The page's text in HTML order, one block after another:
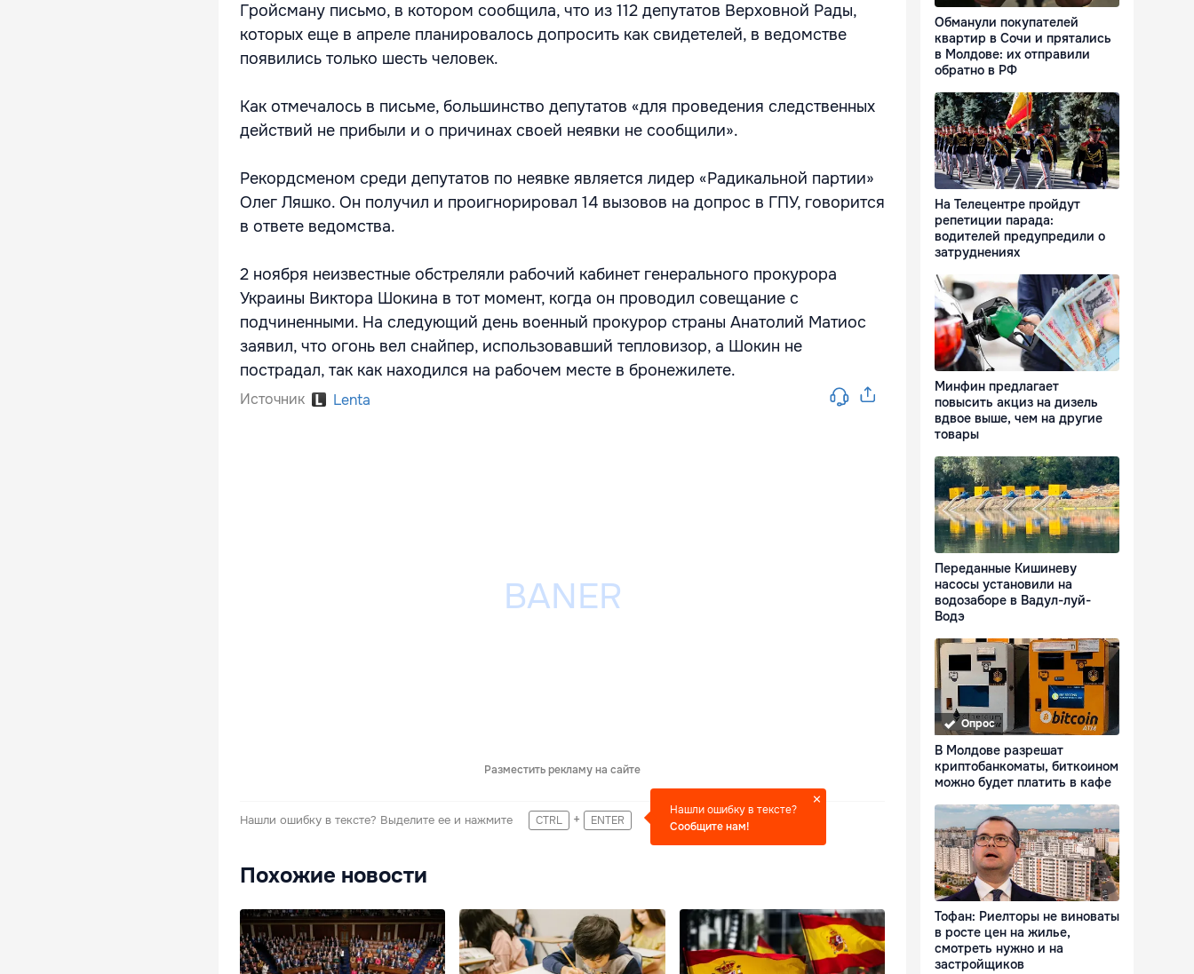
Гройсману письмо, в котором сообщила, что из 112 депутатов Верховной Рады,
которых еще в апреле планировалось допросить как свидетелей, в ведомстве
появились только шесть человек.
Как отмечалось в письме, большинство депутатов «для проведения следственных
действий не прибыли и о причинах своей неявки не сообщили».
Рекордсменом среди депутатов по неявке является лидер «Радикальной партии»
Олег Ляшко. Он получил и проигнорировал 14 вызовов на допрос в ГПУ, говорится
в ответе ведомства.
2 ноября неизвестные обстреляли рабочий кабинет генерального прокурора
Украины Виктора Шокина в тот момент, когда он проводил совещание с
подчиненными. На следующий день военный прокурор страны Анатолий Матиос
заявил, что огонь вел снайпер, использовавший тепловизор, а Шокин не
пострадал, так как находился на рабочем месте в бронежилете.
Источник Lenta
Разместить рекламу на сайте
Нашли ошибку в тексте? Выделите ее и нажмите CTRL + ENTER
Нашли ошибку в тексте?
Сообщите нам!
Похожие новости
Обманули покупателей
квартир в Сочи и прятались
в Молдове: их отправили
обратно в РФ
На Телецентре пройдут
репетиции парада:
водителей предупредили о
затруднениях
Минфин предлагает
повысить акциз на дизель
вдвое выше, чем на другие
товары
Переданные Кишиневу
насосы установили на
водозаборе в Вадул-луй-
Водэ
Опрос
В Молдове разрешат
криптобанкоматы, биткоином
можно будет платить в кафе
Тофан: Риелторы не виноваты
в росте цен на жилье,
смотреть нужно и на
застройщиков